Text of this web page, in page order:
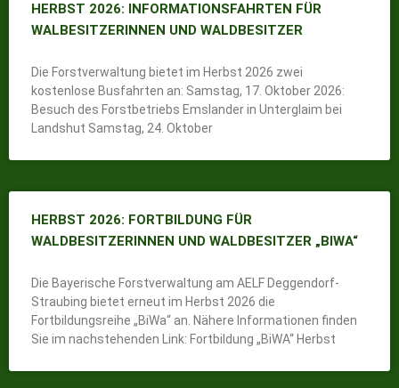
HERBST 2026: INFORMATIONSFAHRTEN FÜR
WALBESITZERINNEN UND WALDBESITZER
Die Forstverwaltung bietet im Herbst 2026 zwei
kostenlose Busfahrten an: Samstag, 17. Oktober 2026:
Besuch des Forstbetriebs Emslander in Unterglaim bei
Landshut Samstag, 24. Oktober
HERBST 2026: FORTBILDUNG FÜR
WALDBESITZERINNEN UND WALDBESITZER „BIWA“
Die Bayerische Forstverwaltung am AELF Deggendorf-
Straubing bietet erneut im Herbst 2026 die
Fortbildungsreihe „BiWa“ an. Nähere Informationen finden
Sie im nachstehenden Link: Fortbildung „BiWA“ Herbst